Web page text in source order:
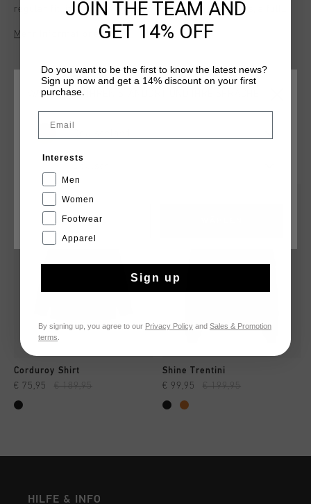
regular fit, it includes a ribbed collar, hem, and cuffs, a full
zip with a metal ring puller, and a small "C" on the left chest
for a subtle touch of style.
Mehr Informationen
DAS KÖNNTE IHNEN AUCH GEFALLEN
Corduroy Shirt
€ 75,95 € 189,95
Shine Trentini
€ 99,95 € 199,95
HILFE & INFO
WÄHLEN SIE IHREN STANDORT UND IHRE SPRACHE
CANCEL
JOIN THE TEAM AND
GET 14% OFF
Do you want to be the first to know the latest news?
Sign up now and get a 14% discount on your first
purchase.
Email
Interests
Men
Women
Footwear
Apparel
Sign up
By signing up, you agree to our Privacy Policy and Sales & Promotion
terms